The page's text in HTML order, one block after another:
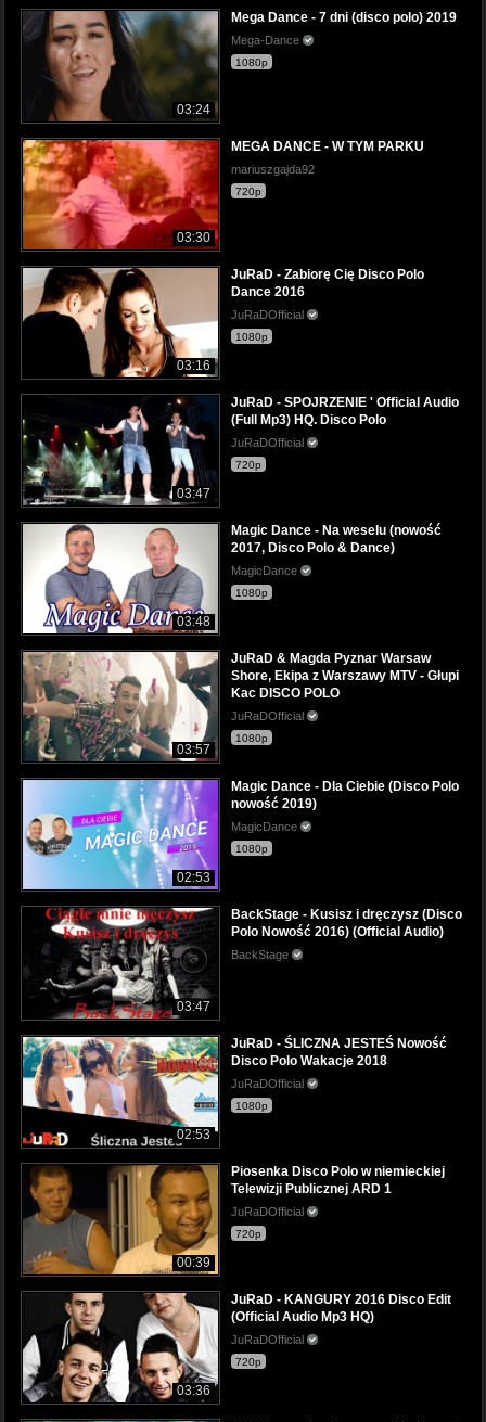
03:24
Mega Dance - 7 dni (disco polo) 2019
Mega-Dance
1080p
03:30
MEGA DANCE - W TYM PARKU
mariuszgajda92
720p
03:16
JuRaD - Zabiorę Cię Disco Polo
Dance 2016
JuRaDOfficial
1080p
03:47
JuRaD - SPOJRZENIE ' Official Audio
(Full Mp3) HQ. Disco Polo
JuRaDOfficial
720p
03:48
Magic Dance - Na weselu (nowość
2017, Disco Polo & Dance)
MagicDance
1080p
03:57
JuRaD & Magda Pyznar Warsaw
Shore, Ekipa z Warszawy MTV - Głupi
Kac DISCO POLO
JuRaDOfficial
1080p
02:53
Magic Dance - Dla Ciebie (Disco Polo
nowość 2019)
MagicDance
1080p
03:47
BackStage - Kusisz i dręczysz (Disco
Polo Nowość 2016) (Official Audio)
BackStage
02:53
JuRaD - ŚLICZNA JESTEŚ Nowość
Disco Polo Wakacje 2018
JuRaDOfficial
1080p
00:39
Piosenka Disco Polo w niemieckiej
Telewizji Publicznej ARD 1
JuRaDOfficial
720p
03:36
JuRaD - KANGURY 2016 Disco Edit
(Official Audio Mp3 HQ)
JuRaDOfficial
720p